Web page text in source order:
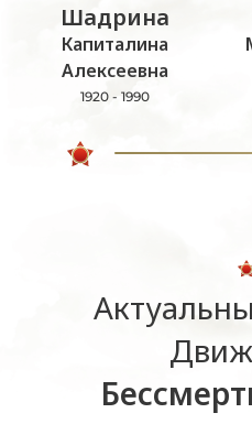
Шадрина
Капиталина
Алексеевна
1920 - 1990